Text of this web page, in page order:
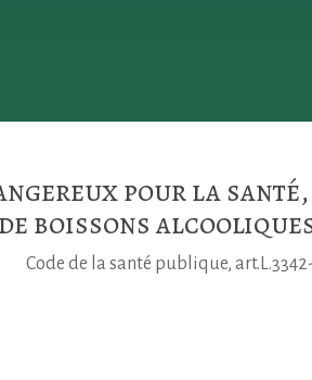
pour la
boissons alcooliques
Code de la santé publique, art.L.3342-